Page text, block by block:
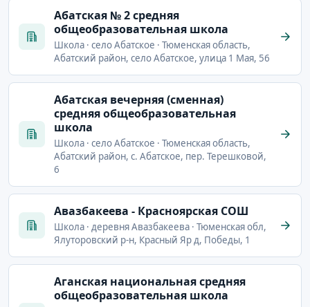
Абатская № 2 средняя
общеобразовательная школа
Школа · село Абатское · Тюменская область,
Абатский район, село Абатское, улица 1 Мая, 56
Абатская вечерняя (сменная)
средняя общеобразовательная
школа
Школа · село Абатское · Тюменская область,
Абатский район, с. Абатское, пер. Терешковой,
6
Авазбакеева - Красноярская СОШ
Школа · деревня Авазбакеева · Тюменская обл,
Ялуторовский р-н, Красный Яр д, Победы, 1
Аганская национальная средняя
общеобразовательная школа